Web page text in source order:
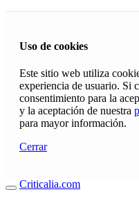
Uso de cookies
Este sitio web utiliza
experiencia de usuario. Si
consentimiento para la
y la aceptación de nuestra
para mayor información.
Cerrar
Criticalia.com